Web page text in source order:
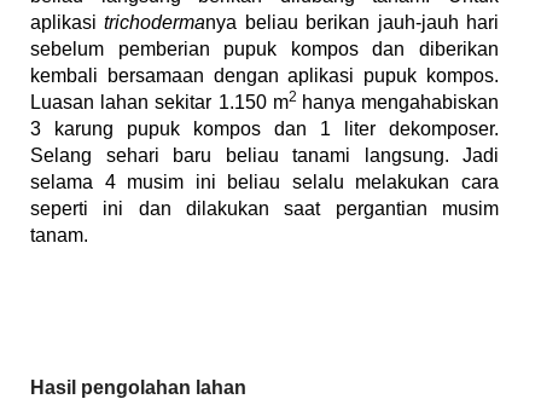
aplikasitrichodermanya beliau berikan jauh-jauh hari
sebelum pemberian pupuk kompos dan diberikan
kembali bersamaan dengan aplikasi pupuk kompos.
Luasan lahan sekitar 1.150 m2 hanya mengahabiskan
3 karung pupuk kompos dan 1 liter dekomposer.
Selang sehari baru beliau tanami langsung. Jadi
selama 4 musim ini beliau selalu melakukan cara
seperti ini dan dilakukan saat pergantian musim
tanam.
Hasil pengolahan lahan